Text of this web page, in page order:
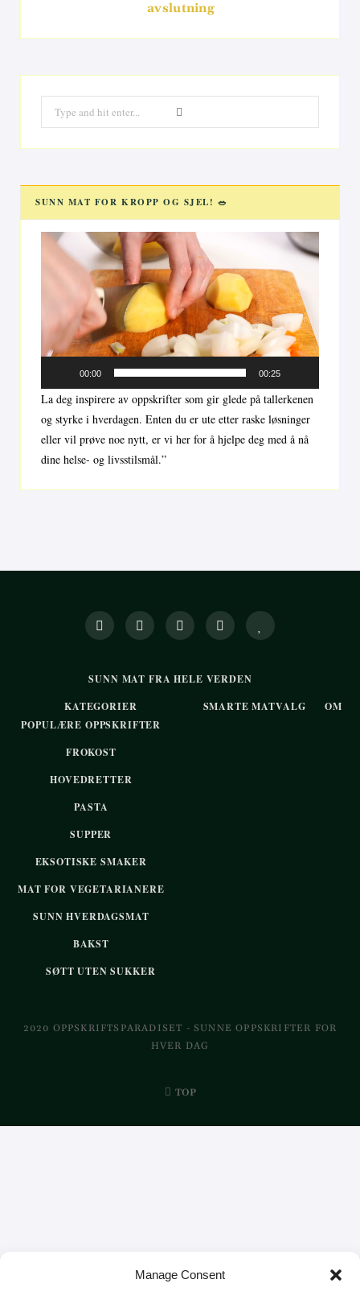
Manage Consent
avslutning
Search
for:
SUNN MAT FOR KROPP OG SJEL! 🥗
Videoavspiller
00:00 00:25
La deg inspirere av oppskrifter som gir glede på tallerkenen
og styrke i hverdagen. Enten du er ute etter raske løsninger
eller vil prøve noe nytt, er vi her for å hjelpe deg med å nå
dine helse- og livsstilsmål.”
SUNN MAT FRA HELE VERDEN
KATEGORIER
POPULÆRE OPPSKRIFTER
FROKOST
HOVEDRETTER
PASTA
SUPPER
EKSOTISKE SMAKER
MAT FOR VEGETARIANERE
SUNN HVERDAGSMAT
BAKST
SØTT UTEN SUKKER
SMARTE MATVALG OM
2020 OPPSKRIFTSPARADISET - SUNNE OPPSKRIFTER FOR
HVER DAG
TOP